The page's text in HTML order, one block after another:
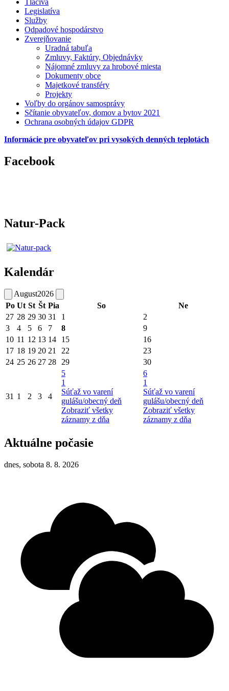
Tlačivá
Legislatíva
Služby
Odpadové hospodárstvo
Zverejňovanie
Uradná tabuľa
Zmluvy, Faktúry, Objednávky
Nájomné zmluvy za hrobové miesta
Dokumenty obce
Majetkové transféry
Projekty
Voľby do orgánov samosprávy
Sčítanie obyvateľov, domov a bytov 2021
Ochrana osobných údajov GDPR
Informácie pre obyvateľov pri vysokých denných teplotách
Facebook
Natur-Pack
Kalendár
August2026
Po Ut St Št Pia So
Ne
27 28 29 30 31 1
2
3
4 5 6 7 8
9
10 11 12 13 14 15
16
17 18 19 20 21 22
23
24 25 26 27 28 29 30
31 1 2 3 4
5
1
Súťaž vo varení
gulášu/obecný deň
Zobraziť všetky
záznamy z dňa
6
1
Súťaž vo varení
gulášu/obecný deň
Zobraziť všetky
záznamy z dňa
Aktuálne počasie
dnes, sobota 8. 8. 2026